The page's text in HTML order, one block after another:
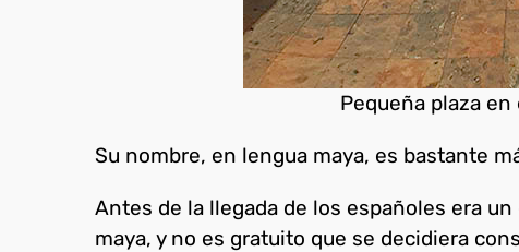
Pequeña plaza en
Su nombre, en lengua maya, es bastante
Antes de la llegada de los españoles era
maya, y no es gratuito que se decidiera